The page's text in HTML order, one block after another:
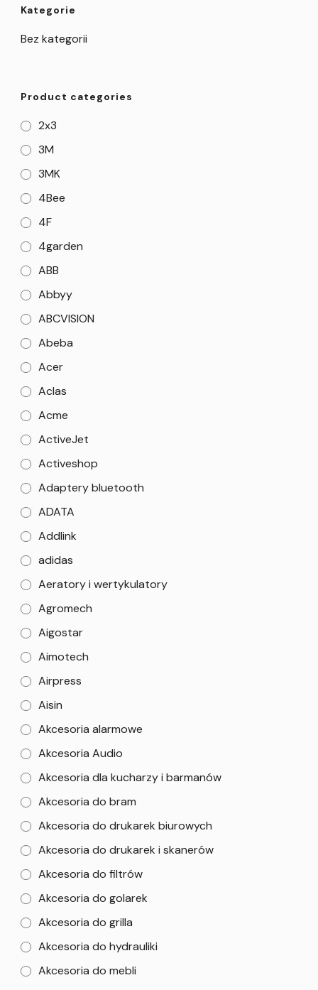
Kategorie
Bez kategorii
Product categories
2x3
3M
3MK
4Bee
4F
4garden
ABB
Abbyy
ABCVISION
Abeba
Acer
Aclas
Acme
ActiveJet
Activeshop
Adaptery bluetooth
ADATA
Addlink
adidas
Aeratory i wertykulatory
Agromech
Aigostar
Aimotech
Airpress
Aisin
Akcesoria alarmowe
Akcesoria Audio
Akcesoria dla kucharzy i barmanów
Akcesoria do bram
Akcesoria do drukarek biurowych
Akcesoria do drukarek i skanerów
Akcesoria do filtrów
Akcesoria do golarek
Akcesoria do grilla
Akcesoria do hydrauliki
Akcesoria do mebli